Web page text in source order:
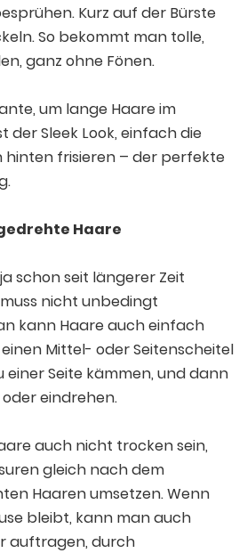
Kurz auf der Bürste
So bekommt man tolle,
ganz ohne Fönen.
um lange Haare im
der Sleek Look, einfach die
hinten frisieren – der perfekte
Haare
schon seit längerer Zeit
nicht unbedingt
kann Haare auch einfach
Mittel- oder Seitenscheitel
einer Seite kämmen, und dann
eindrehen.
auch nicht trocken sein,
gleich nach dem
Haaren umsetzen. Wenn
bleibt, kann man auch
auftragen, durch